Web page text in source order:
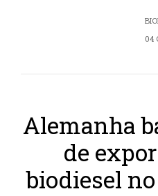
04
Alemanha
de
biodiesel